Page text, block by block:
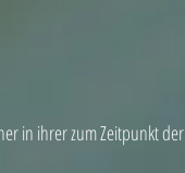
in ihrer zum Zeitpunkt der